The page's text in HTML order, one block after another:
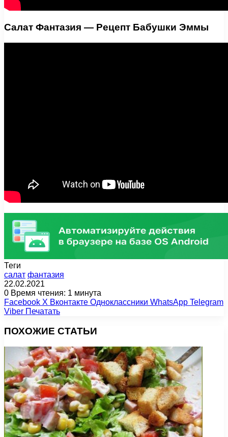
Салат Фантазия — Рецепт Бабушки Эммы
Теги
салат фантазия
22.02.2021
0 Время чтения: 1 минута
Facebook X Вконтакте Одноклассники WhatsApp Telegram
Viber Печатать
ПОХОЖИЕ СТАТЬИ